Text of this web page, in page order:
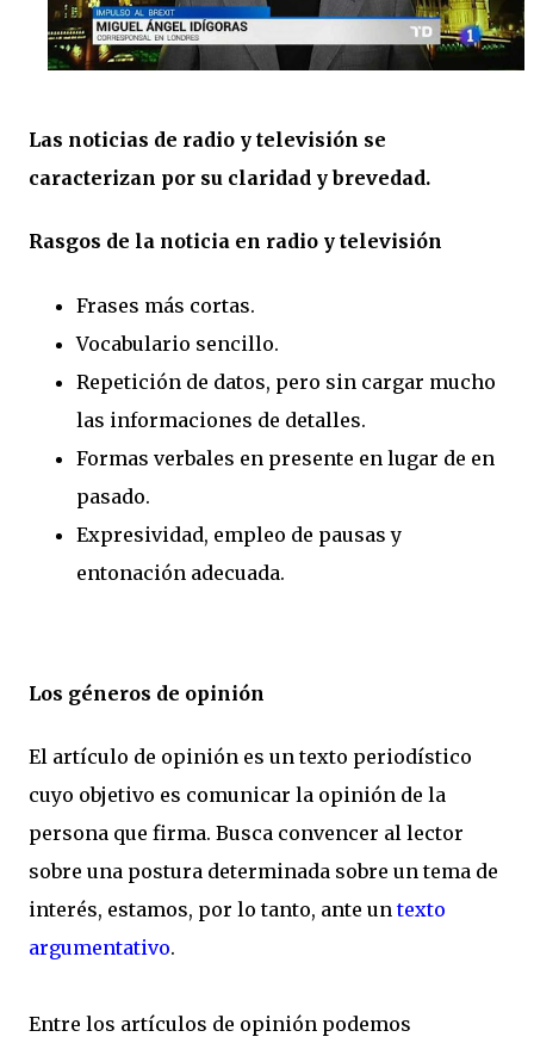
Las noticias de radio y televisión se
caracterizan por su claridad y brevedad.
Rasgos de la noticia en radio y televisión
Frases más cortas.
Vocabulario sencillo.
Repetición de datos, pero sin cargar mucho
las informaciones de detalles.
Formas verbales en presente en lugar de en
pasado.
Expresividad, empleo de pausas y
entonación adecuada.
Los géneros de opinión
El artículo de opinión es un texto periodístico
cuyo objetivo es comunicar la opinión de la
persona que firma. Busca convencer al lector
sobre una postura determinada sobre un tema de
interés, estamos, por lo tanto, ante untexto
argumentativo.
Entre los artículos de opinión podemos